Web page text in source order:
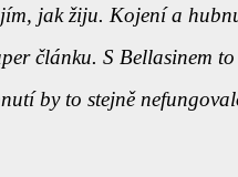
jak žiju. Kojení a
článku. S Bellasinem
by to stejně